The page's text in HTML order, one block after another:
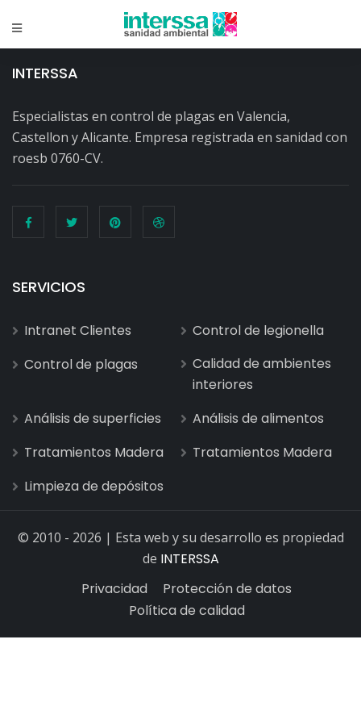
INTERSSA
Especialistas en control de plagas en Valencia,
Castellon y Alicante. Empresa registrada en sanidad con
roesb 0760-CV.
SERVICIOS
Intranet Clientes
Control de legionella
Control de plagas
Calidad de ambientes
interiores
Análisis de superficies
Análisis de alimentos
Tratamientos Madera
Tratamientos Madera
Limpieza de depósitos
© 2010 - 2026 | Esta web y su desarrollo es propiedad
de INTERSSA
Privacidad
Protección de datos
Política de calidad